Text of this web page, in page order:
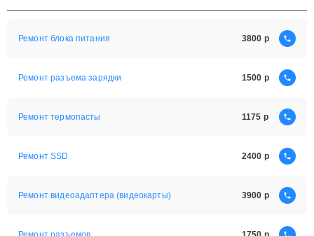
Ремонт блока питания 3800
Ремонт разъема зарядки 1500
Ремонт термопасты 1175
Ремонт SSD 2400
Ремонт видеоадаптера (видеокарты) 3900